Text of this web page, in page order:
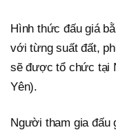
Hình thức đấu giá
với từng suất đất,
sẽ được tổ chức tại
Yên).
Người tham gia đấu